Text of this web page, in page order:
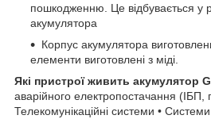
пошкодженню. Це відбувається у
акумулятора
Корпус акумулятора
елементи виготовлені з міді.
Які пристрої живить акумулятор
аварійного електропостачання (ІБП,
Телекомунікаційні системи •